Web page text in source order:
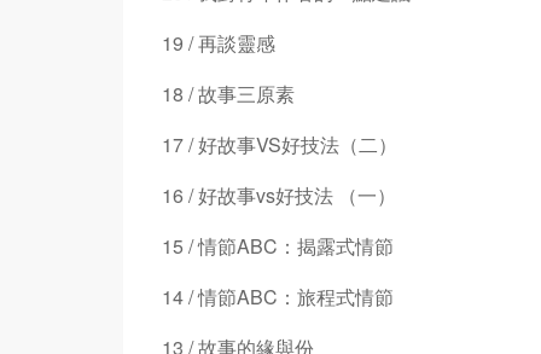
19 / 再談靈感
18 / 故事三原素
17 / 好故事VS好技法（二）
16 / 好故事vs好技法 （一）
15 / 情節ABC：揭露式情節
14 / 情節ABC：旅程式情節
13 / 故事的緣與份